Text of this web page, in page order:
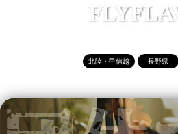
北陸・甲信越 長野県